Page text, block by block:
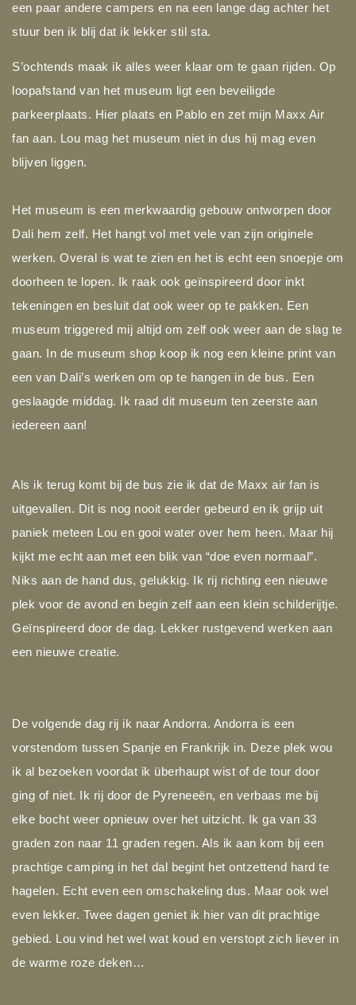
een paar andere campers en na een lange dag achter het
stuur ben ik blij dat ik lekker stil sta.
S’ochtends maak ik alles weer klaar om te gaan rijden. Op
loopafstand van het museum ligt een beveiligde
parkeerplaats. Hier plaats en Pablo en zet mijn Maxx Air
fan aan. Lou mag het museum niet in dus hij mag even
blijven liggen.
Het museum is een merkwaardig gebouw ontworpen door
Dali hem zelf. Het hangt vol met vele van zijn originele
werken. Overal is wat te zien en het is echt een snoepje om
doorheen te lopen. Ik raak ook geïnspireerd door inkt
tekeningen en besluit dat ook weer op te pakken. Een
museum triggered mij altijd om zelf ook weer aan de slag te
gaan. In de museum shop koop ik nog een kleine print van
een van Dali’s werken om op te hangen in de bus. Een
geslaagde middag. Ik raad dit museum ten zeerste aan
iedereen aan!
Als ik terug komt bij de bus zie ik dat de Maxx air fan is
uitgevallen. Dit is nog nooit eerder gebeurd en ik grijp uit
paniek meteen Lou en gooi water over hem heen. Maar hij
kijkt me echt aan met een blik van “doe even normaal”.
Niks aan de hand dus, gelukkig. Ik rij richting een nieuwe
plek voor de avond en begin zelf aan een klein schilderijtje.
Geïnspireerd door de dag. Lekker rustgevend werken aan
een nieuwe creatie.
De volgende dag rij ik naar Andorra. Andorra is een
vorstendom tussen Spanje en Frankrijk in. Deze plek wou
ik al bezoeken voordat ik überhaupt wist of de tour door
ging of niet. Ik rij door de Pyreneeën, en verbaas me bij
elke bocht weer opnieuw over het uitzicht. Ik ga van 33
graden zon naar 11 graden regen. Als ik aan kom bij een
prachtige camping in het dal begint het ontzettend hard te
hagelen. Echt even een omschakeling dus. Maar ook wel
even lekker. Twee dagen geniet ik hier van dit prachtige
gebied. Lou vind het wel wat koud en verstopt zich liever in
de warme roze deken…